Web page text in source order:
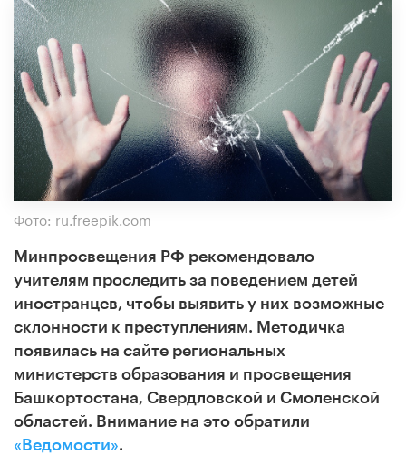
Фото: ru.freepik.com
Минпросвещения РФ рекомендовало
учителям проследить за поведением детей
иностранцев, чтобы выявить у них возможные
склонности к преступлениям. Методичка
появилась на сайте региональных
министерств образования и просвещения
Башкортостана, Свердловской и Смоленской
областей. Внимание на это обратили
«Ведомости».